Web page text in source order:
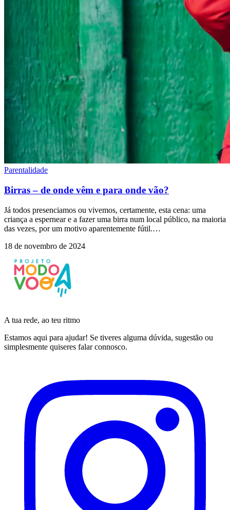
Parentalidade
Birras – de onde vêm e para onde vão?
Já todos presenciamos ou vivemos, certamente, esta cena: uma
criança a espernear e a fazer uma birra num local público, na maioria
das vezes, por um motivo aparentemente fútil.…
18 de novembro de 2024
A tua rede, ao teu ritmo
Estamos aqui para ajudar! Se tiveres alguma dúvida, sugestão ou
simplesmente quiseres falar connosco.